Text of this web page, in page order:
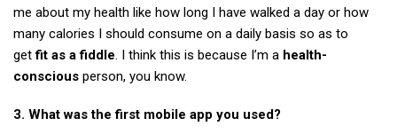
me about my health like how long I have walked a day or how
many calories I should consume on a daily basis so as to
getfit as a fiddle. I think this is because I’m a health-
conscious person, you know.
3. What was the first mobile app you used?